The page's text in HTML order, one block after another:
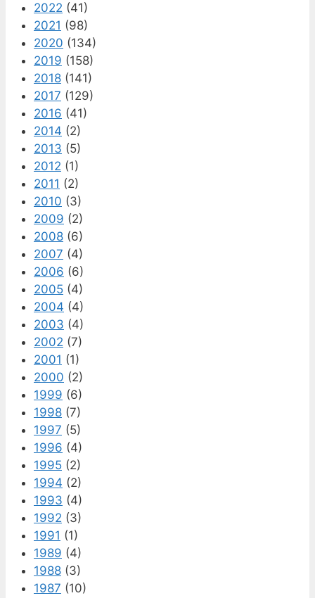
2022 (41)
2021 (98)
2020 (134)
2019 (158)
2018 (141)
2017 (129)
2016 (41)
2014 (2)
2013 (5)
2012 (1)
2011 (2)
2010 (3)
2009 (2)
2008 (6)
2007 (4)
2006 (6)
2005 (4)
2004 (4)
2003 (4)
2002 (7)
2001 (1)
2000 (2)
1999 (6)
1998 (7)
1997 (5)
1996 (4)
1995 (2)
1994 (2)
1993 (4)
1992 (3)
1991 (1)
1989 (4)
1988 (3)
1987 (10)